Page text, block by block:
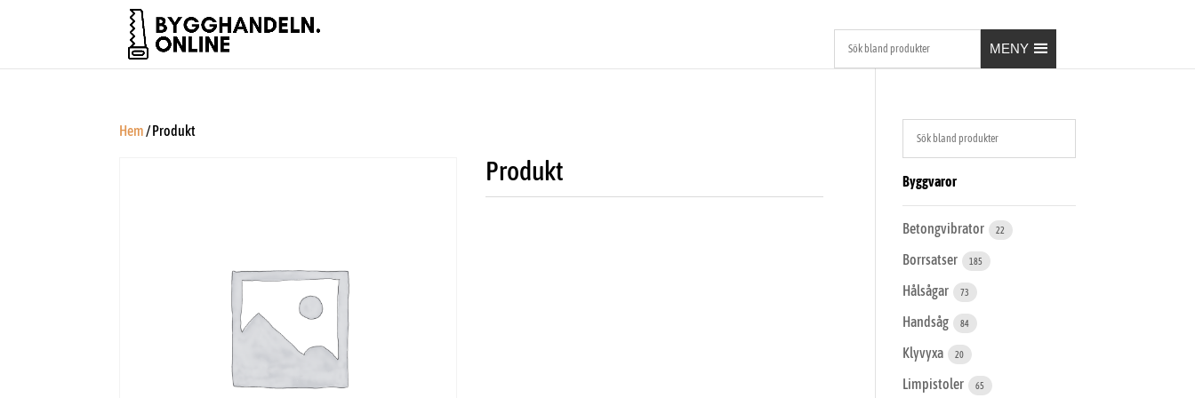
MENY
Hem/ Produkt
Produkt Byggvaror
Betongvibrator 22
Borrsatser 185
Hålsågar 73
Handsåg 84
Klyvyxa 20
Limpistoler 65